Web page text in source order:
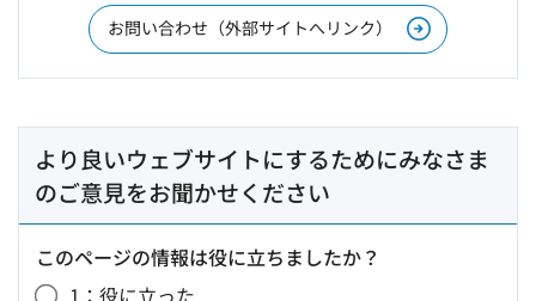
お問い合わせ（外部サイトへリンク）
より良いウェブサイトにするためにみなさま
のご意見をお聞かせください
このページの情報は役に立ちましたか？